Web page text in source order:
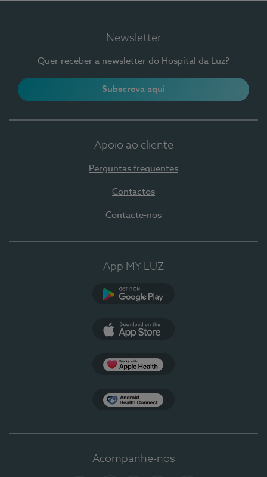
Newsletter
Quer receber a newsletter do Hospital da Luz?
Subscreva aqui
Apoio ao cliente
Perguntas frequentes
Contactos
Contacte-nos
App MY LUZ
Acompanhe-nos